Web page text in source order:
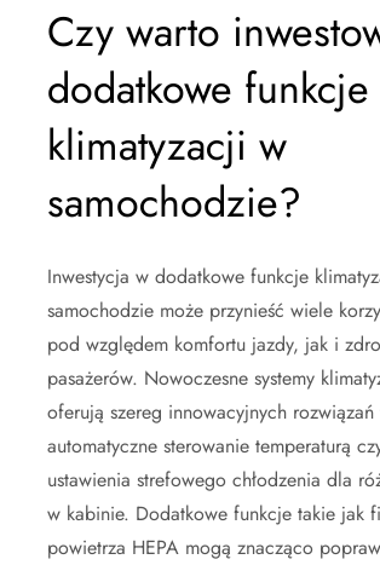
Czy warto
dodatkowe funkcje
klimatyzacji w
samochodzie?
Inwestycja w dodatkowe funkcje
samochodzie może przynieść wiele
pod względem komfortu jazdy, jak i
pasażerów. Nowoczesne systemy
oferują szereg innowacyjnych
automatyczne sterowanie temperaturą
ustawienia strefowego chłodzenia dla
w kabinie. Dodatkowe funkcje takie jak
powietrza HEPA mogą znacząco